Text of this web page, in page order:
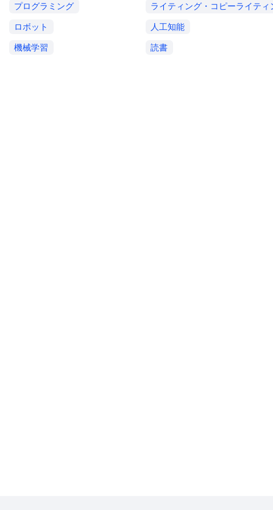
プログラミング
ライティング・コピーライティ
ロボット
人工知能
機械学習
読書